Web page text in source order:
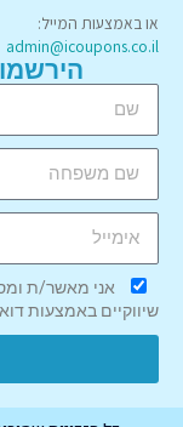
או באמצעות המייל:
admin@icoupons.co.il
אני מאשר/ת
שיווקיים באמצעות